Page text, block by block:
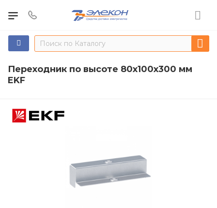
Переходник по высоте 80х100х300 мм
EKF